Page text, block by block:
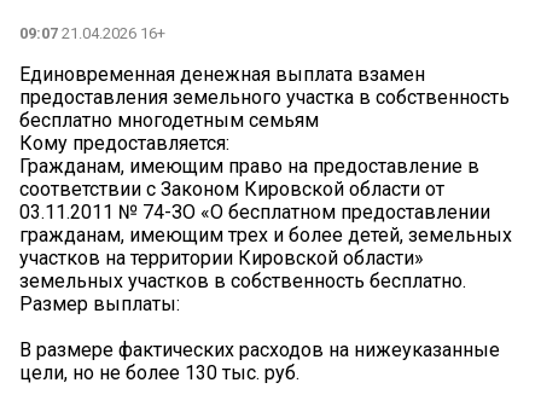
09:07 21.04.2026 16+
Единовременная денежная выплата взамен
предоставления земельного участка в собственность
бесплатно многодетным семьям
Кому предоставляется:
Гражданам, имеющим право на предоставление в
соответствии с Законом Кировской области от
03.11.2011 № 74-ЗО «О бесплатном предоставлении
гражданам, имеющим трех и более детей, земельных
участков на территории Кировской области»
земельных участков в собственность бесплатно.
Размер выплаты:
В размере фактических расходов на нижеуказанные
цели, но не более 130 тыс. руб.